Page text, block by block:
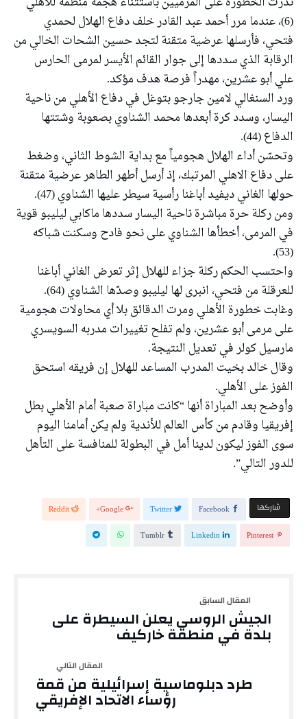
(6)، عندما مرر أحمد عبد القادر خلف دفاع الهلال لحمدي
فتحي، فأرسلها عرضية متقنة لتجد حسين الشحات الخالي من
الرقابة الذي سددها إلى جوار القائم الأيسر لمرمى الحارس
علي أبو عشرين، مهدراً فرصة هدف مؤكد.
ورد السنغالي لامين جارجو بتوغل في دفاع الأهلي من ناحية
اليسار، وسدد كرة أبعدها محمد الشناوي بصعوبة وشتتها
الدفاع (44).
وتحسّن أداء الهلال هجومياً مع بداية الشوط الثاني، وضغط
على دفاع الاهلي المرتبك، إذ أرسل أطهر الطاهر عرضية متقنة
حولها الغاني ديفيد أباغنا رأسية سيطر عليها الشناوي (47).
ومن ركلة حرة مباشرة ناحية اليسار سددها ماكابي ليليبو قوية
في المرمى، أخطأها الشناوي على نحو فادح وسكنت شباكه
(53).
واحتسب الحكم ركلة جزاء للهلال إثر تعرض الغاني أباغنا
للعرقلة من فتحي، انبرى لها ليليبو وصدّها الشناوي (64).
وغابت خطورة الأهلي ومرت الدقائق بلا أي محاولات هجومية
على مرمى أبو عشرين، ولم تفلح تغييرات مدربه السويسري
مارسيل كولر في تعديل النتيجة.
وقال خالد بخيت المدرب المساعد للهلال إن فريقه استحق
الفوز على الأهلي.
وأوضح بعد المباراة أنها “كانت مباراة صعبة أمام الأهلي بطل
إفريقيا وقادم من كأس العالم للأندية ولم يكن أمامنا اليوم
سوى الفوز ليكون لدينا أمل في البطولة للمنافسة على التأهل
للدور التالي”.
‫‫ شاركها‬ Facebook
Twitter
Google+
Reddit
Pinterest
Linkedin
Tumblr
الجيش الروسي يعلن السيطرة على
بلدة في منطقة خاركيف
طرد دبلوماسية إسرائيلية من قمة
رؤساء الاتحاد الإفريقي